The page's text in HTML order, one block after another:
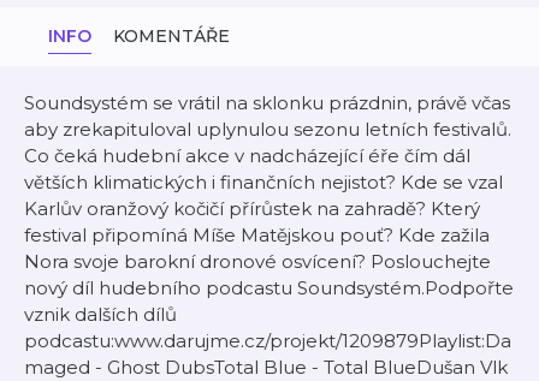
INFO KOMENTÁŘE
Soundsystém se vrátil na sklonku prázdnin, právě včas
aby zrekapituloval uplynulou sezonu letních festivalů.
Co čeká hudební akce v nadcházející éře čím dál
větších klimatických i finančních nejistot? Kde se vzal
Karlův oranžový kočičí přírůstek na zahradě? Který
festival připomíná Míše Matějskou pouť? Kde zažila
Nora svoje barokní dronové osvícení? Poslouchejte
nový díl hudebního podcastu Soundsystém.Podpořte
vznik dalších dílů
podcastu:www.darujme.cz/projekt/1209879Playlist:Da
maged - Ghost DubsTotal Blue - Total BlueDušan Vlk